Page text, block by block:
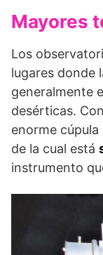
Mayores
Los
lugares donde
generalmente
desérticas.
enorme
de la cual está
instrumento